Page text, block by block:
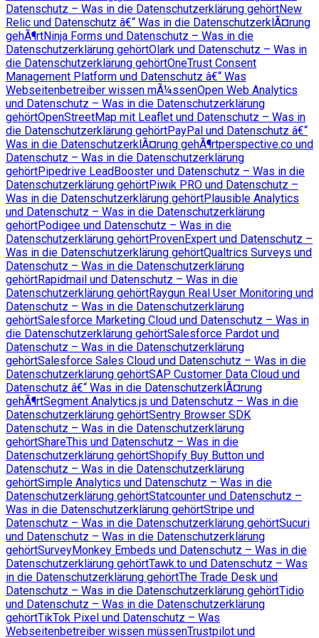
Datenschutz – Was in die Datenschutzerklärung gehörtNew
Relic und Datenschutz â€“ Was in die DatenschutzerklÃ¤rung
gehÃ¶rtNinja Forms und Datenschutz – Was in die
Datenschutzerklärung gehörtOlark und Datenschutz – Was in
die Datenschutzerklärung gehörtOneTrust Consent
Management Platform und Datenschutz â€“ Was
Webseitenbetreiber wissen mÃ¼ssenOpen Web Analytics
und Datenschutz – Was in die Datenschutzerklärung
gehörtOpenStreetMap mit Leaflet und Datenschutz – Was in
die Datenschutzerklärung gehörtPayPal und Datenschutz â€“
Was in die DatenschutzerklÃ¤rung gehÃ¶rtperspective.co und
Datenschutz – Was in die Datenschutzerklärung
gehörtPipedrive LeadBooster und Datenschutz – Was in die
Datenschutzerklärung gehörtPiwik PRO und Datenschutz –
Was in die Datenschutzerklärung gehörtPlausible Analytics
und Datenschutz – Was in die Datenschutzerklärung
gehörtPodigee und Datenschutz – Was in die
Datenschutzerklärung gehörtProvenExpert und Datenschutz –
Was in die Datenschutzerklärung gehörtQualtrics Surveys und
Datenschutz – Was in die Datenschutzerklärung
gehörtRapidmail und Datenschutz – Was in die
Datenschutzerklärung gehörtRaygun Real User Monitoring und
Datenschutz – Was in die Datenschutzerklärung
gehörtSalesforce Marketing Cloud und Datenschutz – Was in
die Datenschutzerklärung gehörtSalesforce Pardot und
Datenschutz – Was in die Datenschutzerklärung
gehörtSalesforce Sales Cloud und Datenschutz – Was in die
Datenschutzerklärung gehörtSAP Customer Data Cloud und
Datenschutz â€“ Was in die DatenschutzerklÃ¤rung
gehÃ¶rtSegment Analytics.js und Datenschutz – Was in die
Datenschutzerklärung gehörtSentry Browser SDK
Datenschutz – Was in die Datenschutzerklärung
gehörtShareThis und Datenschutz – Was in die
Datenschutzerklärung gehörtShopify Buy Button und
Datenschutz – Was in die Datenschutzerklärung
gehörtSimple Analytics und Datenschutz – Was in die
Datenschutzerklärung gehörtStatcounter und Datenschutz –
Was in die Datenschutzerklärung gehörtStripe und
Datenschutz – Was in die Datenschutzerklärung gehörtSucuri
und Datenschutz – Was in die Datenschutzerklärung
gehörtSurveyMonkey Embeds und Datenschutz – Was in die
Datenschutzerklärung gehörtTawk.to und Datenschutz – Was
in die Datenschutzerklärung gehörtThe Trade Desk und
Datenschutz – Was in die Datenschutzerklärung gehörtTidio
und Datenschutz – Was in die Datenschutzerklärung
gehörtTikTok Pixel und Datenschutz – Was
Webseitenbetreiber wissen müssenTrustpilot und